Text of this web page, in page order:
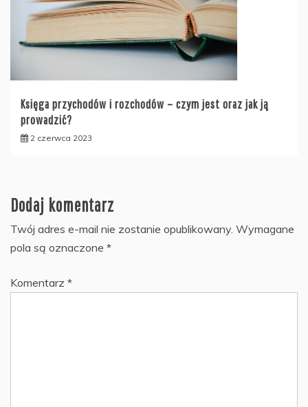
Księga przychodów i rozchodów – czym jest oraz jak ją
prowadzić?
2 czerwca 2023
Dodaj komentarz
Twój adres e-mail nie zostanie opublikowany. Wymagane
pola są oznaczone *
Komentarz *